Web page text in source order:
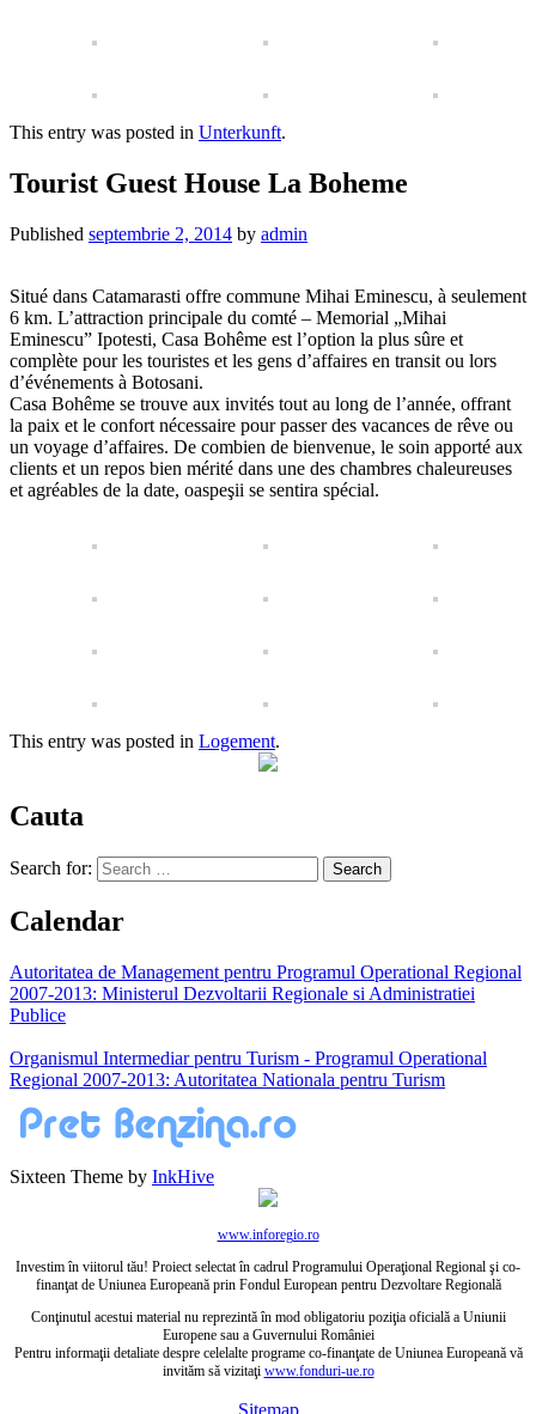
This entry was posted in Unterkunft.
Tourist Guest House La Boheme
Published septembrie 2, 2014 by admin
Situé dans Catamarasti offre commune Mihai Eminescu, à seulement
6 km. L’attraction principale du comté – Memorial „Mihai
Eminescu” Ipotesti, Casa Bohême est l’option la plus sûre et
complète pour les touristes et les gens d’affaires en transit ou lors
d’événements à Botosani.
Casa Bohême se trouve aux invités tout au long de l’année, offrant
la paix et le confort nécessaire pour passer des vacances de rêve ou
un voyage d’affaires. De combien de bienvenue, le soin apporté aux
clients et un repos bien mérité dans une des chambres chaleureuses
et agréables de la date, oaspeşii se sentira spécial.
This entry was posted in Logement.
Cauta
Search for:
Calendar
Autoritatea de Management pentru Programul Operational Regional
2007-2013: Ministerul Dezvoltarii Regionale si Administratiei
Publice
Organismul Intermediar pentru Turism - Programul Operational
Regional 2007-2013: Autoritatea Nationala pentru Turism
Sixteen Theme by InkHive
www.inforegio.ro
Investim în viitorul tău! Proiect selectat în cadrul Programului Operaţional Regional şi co-
finanţat de Uniunea Europeană prin Fondul European pentru Dezvoltare Regională
Conţinutul acestui material nu reprezintă în mod obligatoriu poziţia oficială a Uniunii
Europene sau a Guvernului României
Pentru informaţii detaliate despre celelalte programe co-finanţate de Uniunea Europeană vă
invităm să vizitaţi www.fonduri-ue.ro
Sitemap